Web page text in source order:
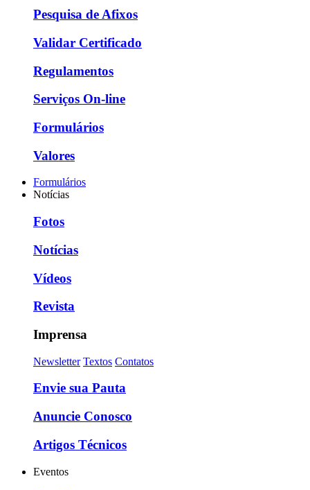
Pesquisa de Afixos
Validar Certificado
Regulamentos
Serviços On-line
Formulários
Valores
Formulários
Notícias
Fotos
Notícias
Vídeos
Revista
Imprensa
Newsletter Textos Contatos
Envie sua Pauta
Anuncie Conosco
Artigos Técnicos
Eventos